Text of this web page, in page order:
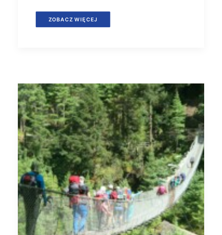
ZOBACZ WIĘCEJ